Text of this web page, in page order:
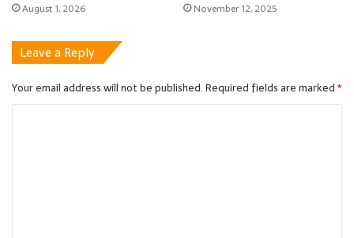
August 1, 2026 November 12, 2025
Leave a Reply
Your email address will not be published.Required fields are marked*